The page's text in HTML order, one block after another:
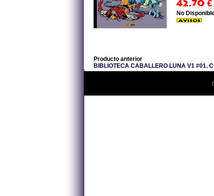
42.70 €
No
Producto anterior
BIBLIOTECA CABALLERO LUNA V1 #01.